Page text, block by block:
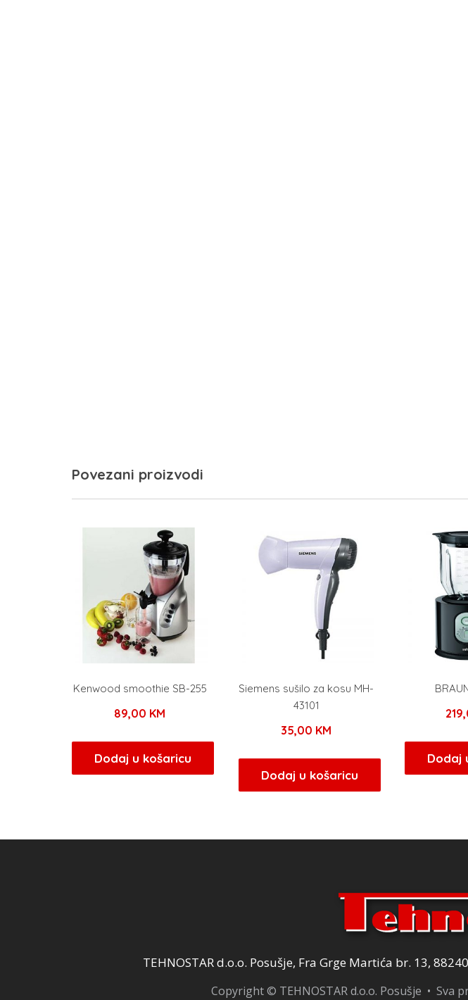
Povezani proizvodi
Kenwood smoothie SB-255
89,00 KM
Dodaj u košaricu
Siemens sušilo za kosu MH-
43101
35,00 KM
Dodaj u košaricu
Dodaj
TEHNOSTAR d.o.o. Posušje, Fra Grge Martića br. 13,
Copyright © TEHNOSTAR d.o.o. Posušje • Sva